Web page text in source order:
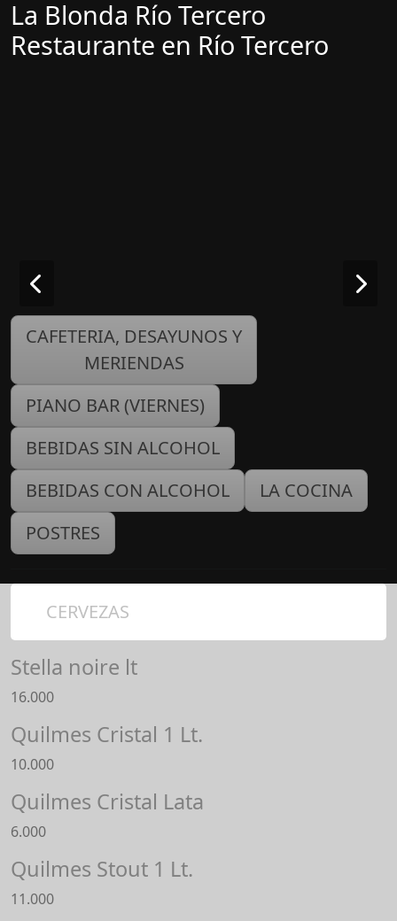
La Blonda Río Tercero
Restaurante en Río Tercero
CAFETERIA, DESAYUNOS Y
MERIENDAS
PIANO BAR (VIERNES)
BEBIDAS SIN ALCOHOL
BEBIDAS CON ALCOHOL
LA COCINA
POSTRES
CERVEZAS
Stella noire lt
16.000
Quilmes Cristal 1 Lt.
10.000
Quilmes Cristal Lata
6.000
Quilmes Stout 1 Lt.
11.000